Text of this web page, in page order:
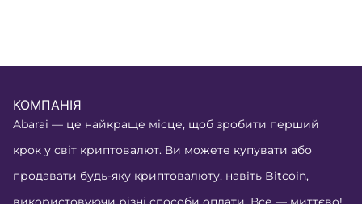
КОМПАНІЯ
Abarai — це найкраще місце, щоб зробити перший
крок у світ криптовалют. Ви можете купувати або
продавати будь-яку криптовалюту, навіть Bitcoin,